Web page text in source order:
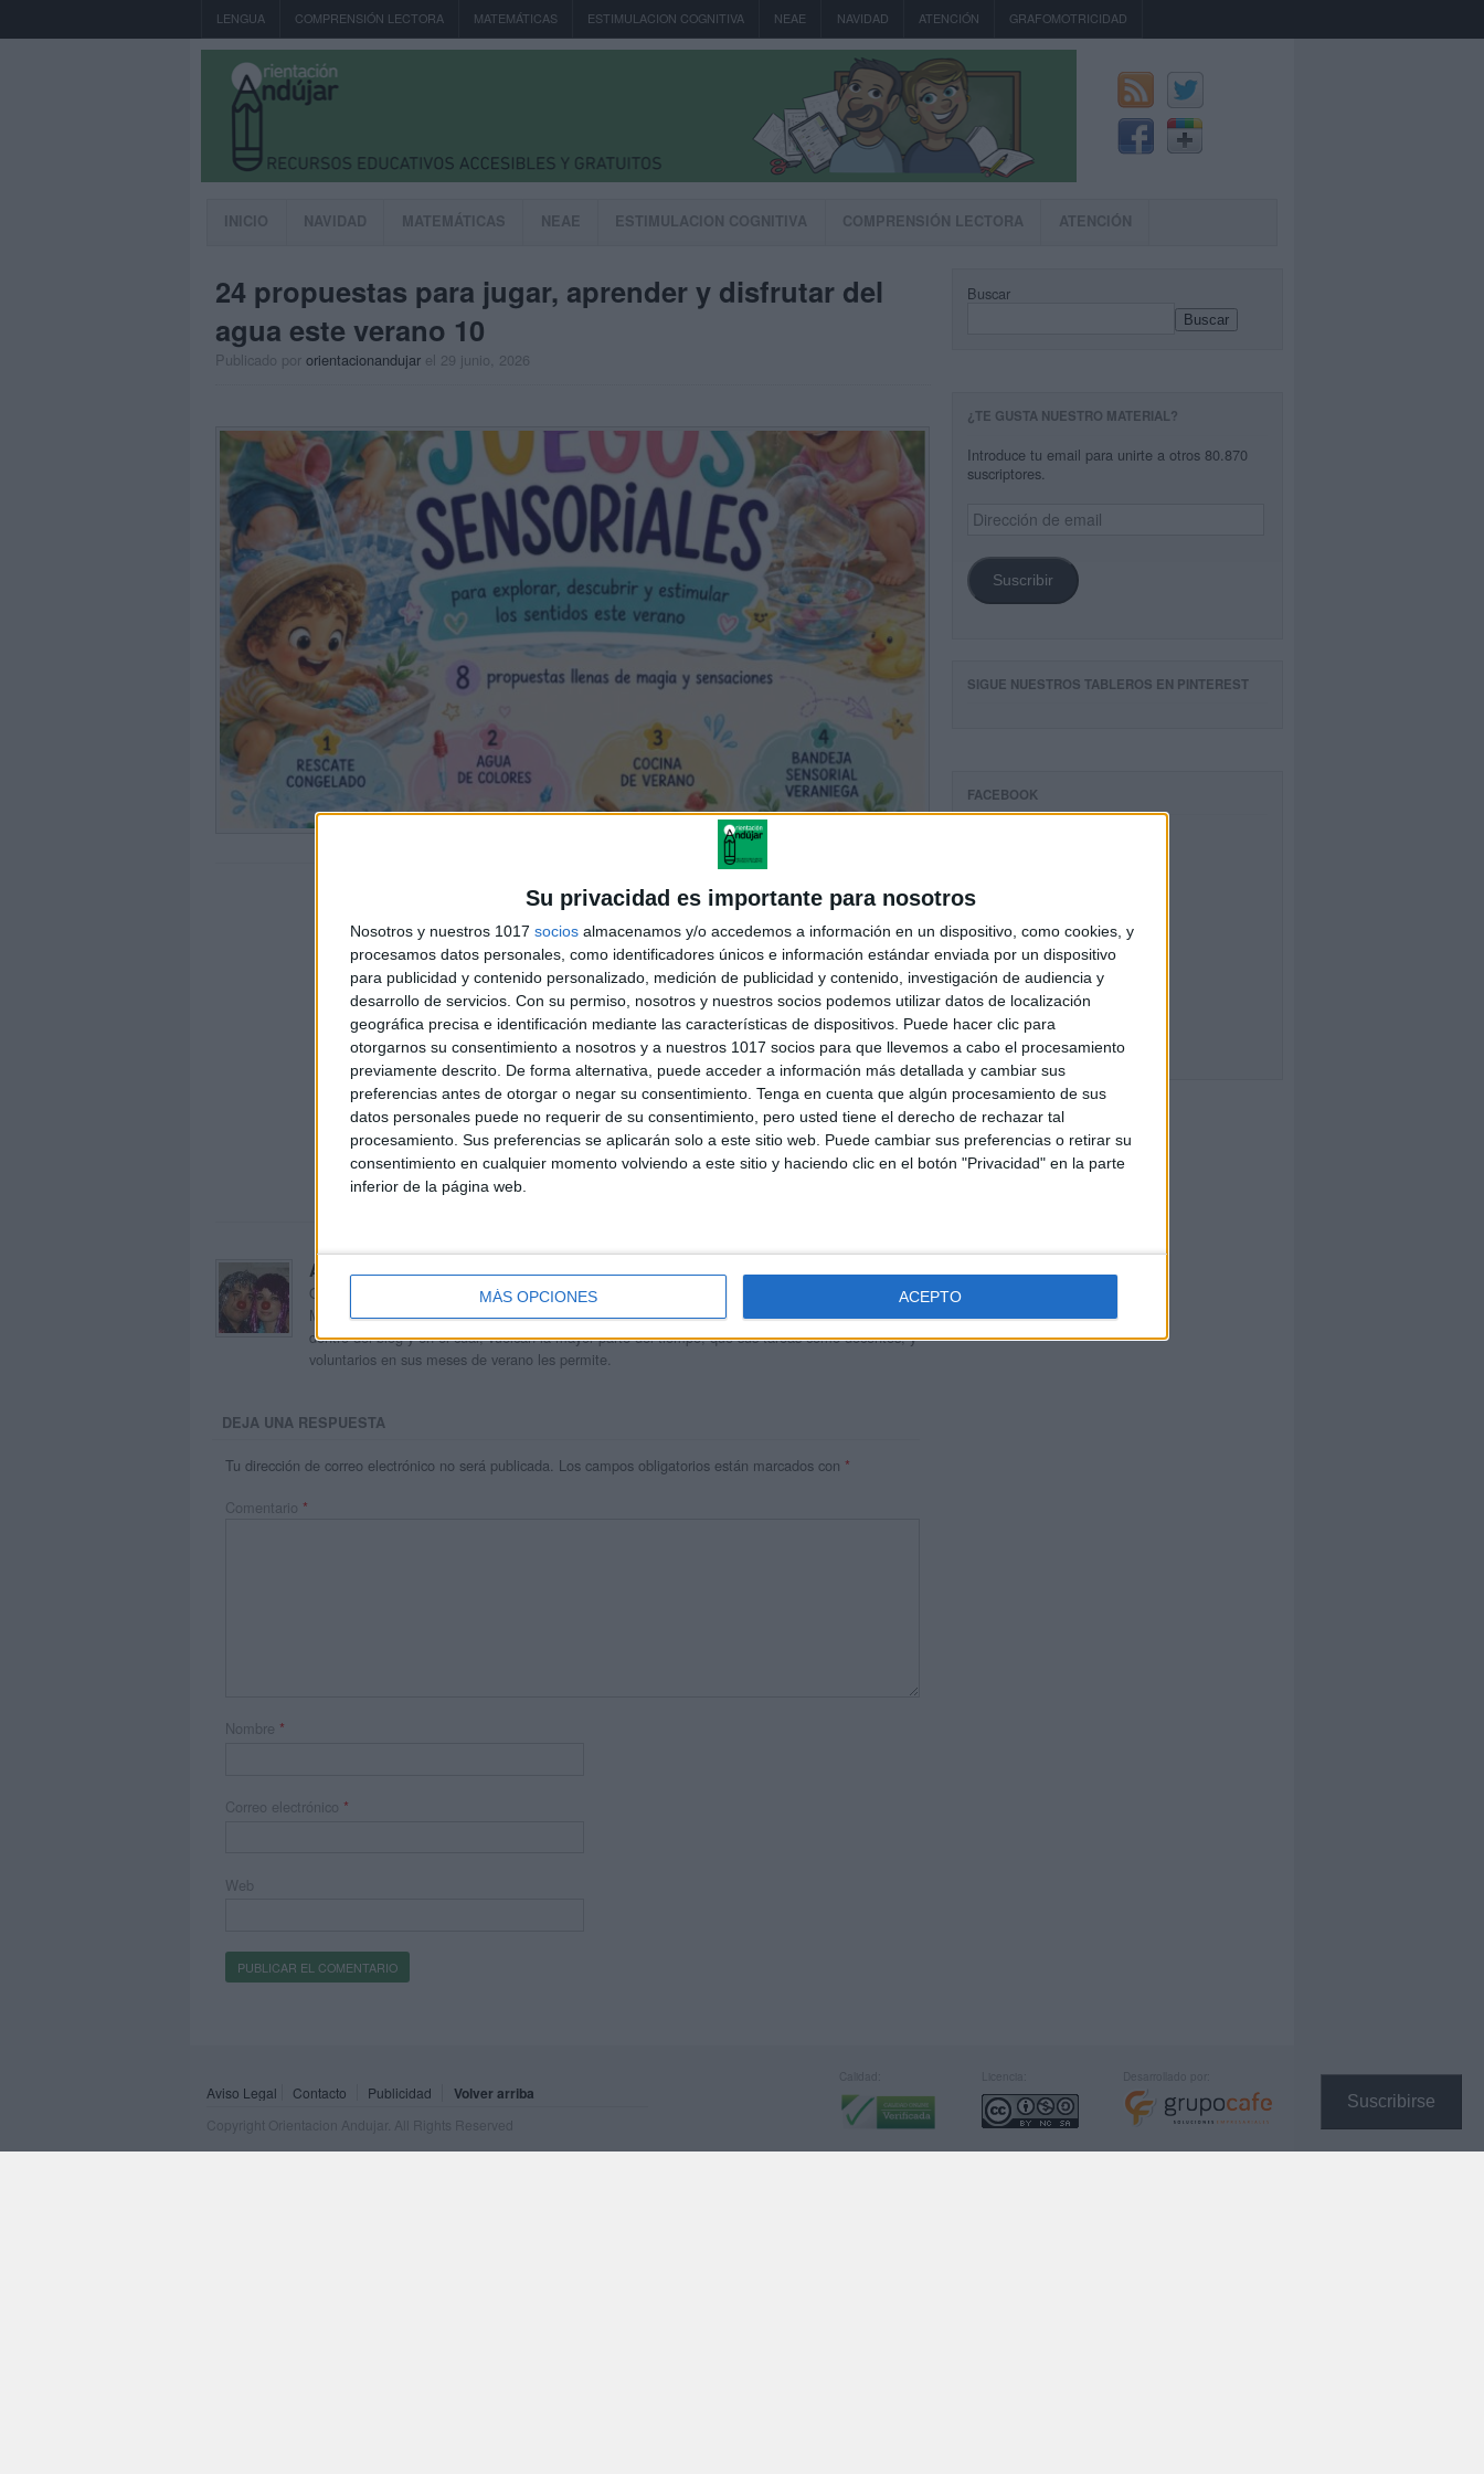
Su privacidad es importante para nosotros
Nosotros y nuestros 1017 socios almacenamos y/o accedemos a información en un dispositivo, como cookies, y
procesamos datos personales, como identificadores únicos e información estándar enviada por un dispositivo
para publicidad y contenido personalizado, medición de publicidad y contenido, investigación de audiencia y
desarrollo de servicios. Con su permiso, nosotros y nuestros socios podemos utilizar datos de localización
geográfica precisa e identificación mediante las características de dispositivos. Puede hacer clic para
otorgarnos su consentimiento a nosotros y a nuestros 1017 socios para que llevemos a cabo el procesamiento
previamente descrito. De forma alternativa, puede acceder a información más detallada y cambiar sus
preferencias antes de otorgar o negar su consentimiento. Tenga en cuenta que algún procesamiento de sus
datos personales puede no requerir de su consentimiento, pero usted tiene el derecho de rechazar tal
procesamiento. Sus preferencias se aplicarán solo a este sitio web. Puede cambiar sus preferencias o retirar su
consentimiento en cualquier momento volviendo a este sitio y haciendo clic en el botón "Privacidad" en la parte
inferior de la página web.
MÁS OPCIONES ACEPTO
Suscribirse
LENGUA COMPRENSIÓN LECTORA MATEMÁTICAS ESTIMULACION COGNITIVA NEAE NAVIDAD ATENCIÓN GRAFOMOTRICIDAD
INICIO NAVIDAD MATEMÁTICAS NEAE ESTIMULACION COGNITIVA COMPRENSIÓN LECTORA ATENCIÓN
24 propuestas para jugar, aprender y disfrutar del
agua este verano 10
Publicado por orientacionandujar el 29 junio, 2026
Acerca de orientacionandujar
Orientación Andújar no es solo un blog, es la apuesta personal de dos profesores Ginés y
Maribel, que además de ser pareja, son los encargados de los contenidos que encontramos
dentro del blog y en el cual, vuelcan la mayor parte del tiempo, que sus tareas como docentes, y
voluntarios en sus meses de verano les permite.
DEJA UNA RESPUESTA
Tu dirección de correo electrónico no será publicada. Los campos obligatorios están marcados con *
Comentario *
Nombre *
Correo electrónico *
Web
Buscar
Buscar
¿TE GUSTA NUESTRO MATERIAL?
Introduce tu email para unirte a otros 80.870
suscriptores.
Dirección
de
Suscribir
SIGUE NUESTROS TABLEROS EN PINTEREST
FACEBOOK
Aviso Legal Contacto Publicidad Volver arriba